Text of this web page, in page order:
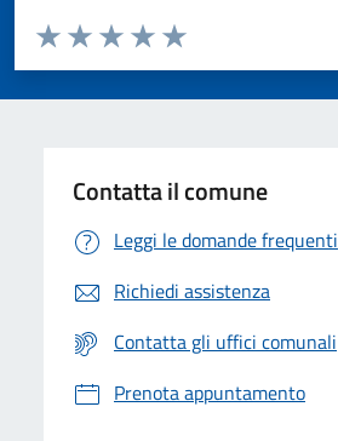
Valuta da 1 a 5 stelle la pagina
Valuta 5 stelle su 5
Valuta 4 stelle su 5
Valuta 3 stelle su 5
Valuta 2 stelle su 5
Valuta 1 stelle su 5
Contatta il comune
Leggi le domande frequenti
Richiedi assistenza
Contatta gli uffici comunali
Prenota appuntamento